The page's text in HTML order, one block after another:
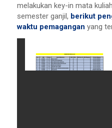
melakukan key-in mata
semester ganjil, berikut
waktu pemagangan yang